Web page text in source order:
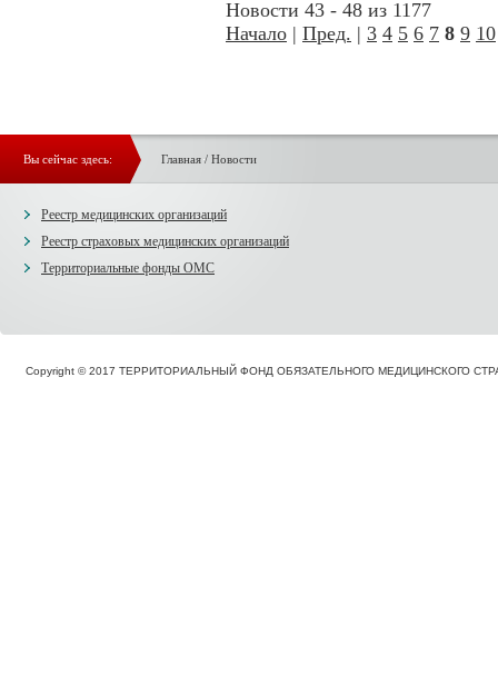
Новости 43 - 48 из 1177
Начало | Пред. | 3 4 5 6 7 8 9 10
Вы сейчас здесь: Главная/ Новости
Реестр медицинских организаций
Реестр страховых медицинских организаций
Территориальные фонды ОМС
Copyright © 2017 ТЕРРИТОРИАЛЬНЫЙ ФОНД ОБЯЗАТЕЛЬНОГО МЕДИЦИНСКОГО